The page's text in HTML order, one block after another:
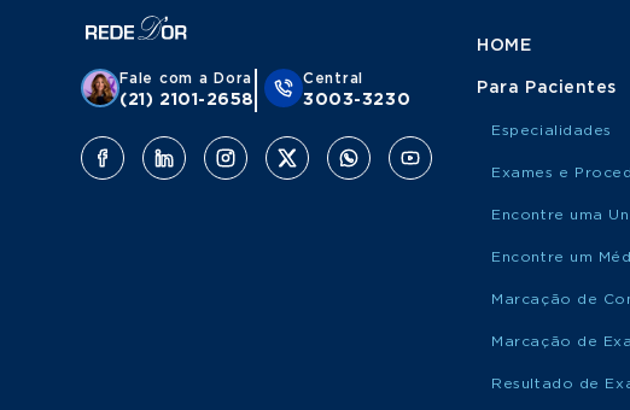
Fale com a Dora
(21) 2101-2658
Central
3003-3230
HOME
Para Pacientes
Especialidades
Exames e
Encontre uma
Encontre um
Marcação de
Marcação de
Resultado de